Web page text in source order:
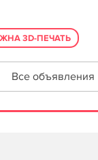
3D-ПЕЧАТЬ
Все объявления